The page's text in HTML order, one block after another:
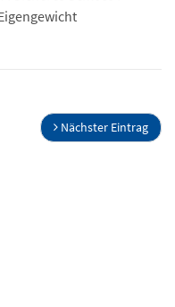
Nächster Eintrag